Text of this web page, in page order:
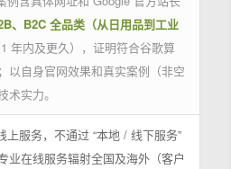
、B2C 全品类（从日用品到工业
年内及更久），证明符合谷歌算
以自身官网效果和真实案例（非空
术实力。
上服务，不通过 “本地 / 线下服务”
业在线服务辐射全国及海外（客户